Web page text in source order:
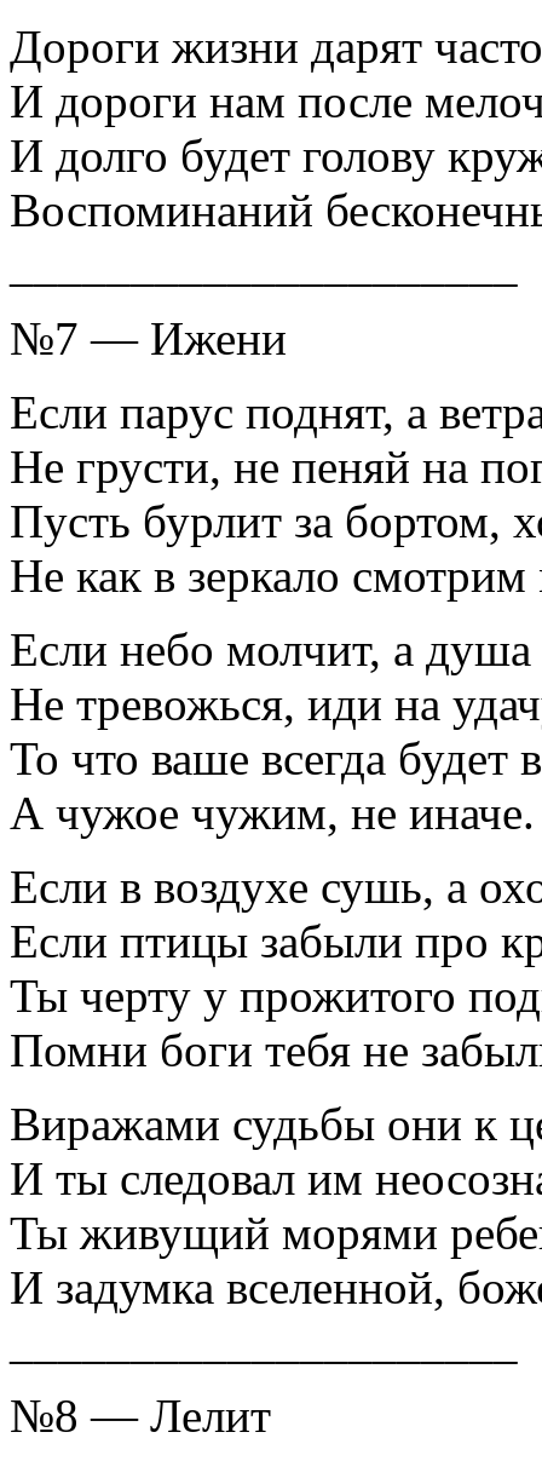
Дороги жизни дарят
И дороги нам после
И долго будет голову
Воспоминаний
№7 — Ижени
Если парус поднят, а
Не грусти, не пеняй на
Пусть бурлит за бортом,
Не как в зеркало
Если небо молчит, а
Не тревожься, иди на
То что ваше всегда будет
А чужое чужим, не иначе.
Если в воздухе сушь, а
Если птицы забыли про
Ты черту у прожитого
Помни боги тебя не
Виражами судьбы они к
И ты следовал им
Ты живущий морями
И задумка вселенной,
№8 — Лелит